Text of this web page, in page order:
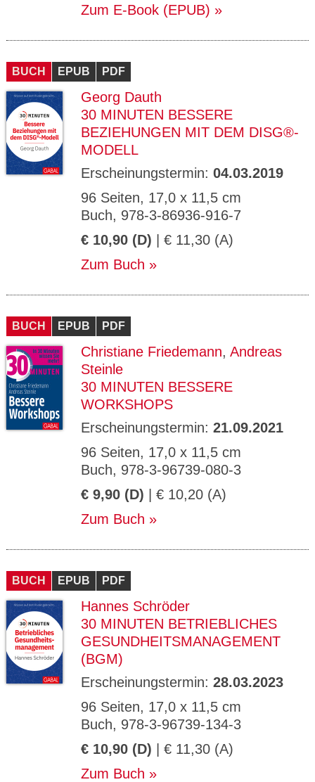
Zum E-Book (EPUB)
BUCH EPUB PDF
Georg Dauth
30 MINUTEN BESSERE
BEZIEHUNGEN MIT DEM DISG®-
MODELL
Erscheinungstermin: 04.03.2019
96 Seiten, 17,0 x 11,5 cm
Buch, 978-3-86936-916-7
€ 10,90 (D) | € 11,30 (A)
Zum Buch
BUCH EPUB PDF
Christiane Friedemann, Andreas
Steinle
30 MINUTEN BESSERE
WORKSHOPS
Erscheinungstermin: 21.09.2021
96 Seiten, 17,0 x 11,5 cm
Buch, 978-3-96739-080-3
€ 9,90 (D) | € 10,20 (A)
Zum Buch
BUCH EPUB PDF
Hannes Schröder
30 MINUTEN BETRIEBLICHES
GESUNDHEITSMANAGEMENT
(BGM)
Erscheinungstermin: 28.03.2023
96 Seiten, 17,0 x 11,5 cm
Buch, 978-3-96739-134-3
€ 10,90 (D) | € 11,30 (A)
Zum Buch